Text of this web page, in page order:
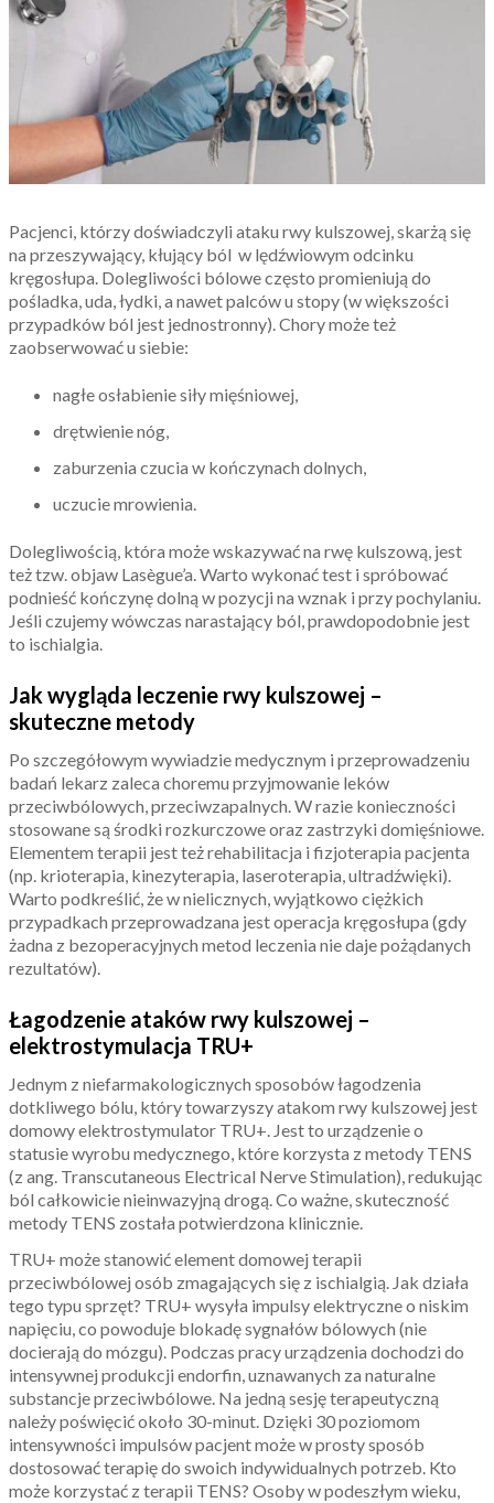
Pacjenci, którzy doświadczyli ataku rwy kulszowej, skarżą się
na przeszywający, kłujący ból w lędźwiowym odcinku
kręgosłupa. Dolegliwości bólowe często promieniują do
pośladka, uda, łydki, a nawet palców u stopy (w większości
przypadków ból jest jednostronny). Chory może też
zaobserwować u siebie:
nagłe osłabienie siły mięśniowej,
drętwienie nóg,
zaburzenia czucia w kończynach dolnych,
uczucie mrowienia.
Dolegliwością, która może wskazywać na rwę kulszową, jest
też tzw. objaw Lasègue’a. Warto wykonać test i spróbować
podnieść kończynę dolną w pozycji na wznak i przy pochylaniu.
Jeśli czujemy wówczas narastający ból, prawdopodobnie jest
to ischialgia.
Jak wygląda leczenie rwy kulszowej –
skuteczne metody
Po szczegółowym wywiadzie medycznym i przeprowadzeniu
badań lekarz zaleca choremu przyjmowanie leków
przeciwbólowych, przeciwzapalnych. W razie konieczności
stosowane są środki rozkurczowe oraz zastrzyki domięśniowe.
Elementem terapii jest też rehabilitacja i fizjoterapia pacjenta
(np. krioterapia, kinezyterapia, laseroterapia, ultradźwięki).
Warto podkreślić, że w nielicznych, wyjątkowo ciężkich
przypadkach przeprowadzana jest operacja kręgosłupa (gdy
żadna z bezoperacyjnych metod leczenia nie daje pożądanych
rezultatów).
Łagodzenie ataków rwy kulszowej –
elektrostymulacja TRU+
Jednym z niefarmakologicznych sposobów łagodzenia
dotkliwego bólu, który towarzyszy atakom rwy kulszowej jest
domowy elektrostymulator TRU+. Jest to urządzenie o
statusie wyrobu medycznego, które korzysta z metody TENS
(z ang. Transcutaneous Electrical Nerve Stimulation), redukując
ból całkowicie nieinwazyjną drogą. Co ważne, skuteczność
metody TENS została potwierdzona klinicznie.
TRU+ może stanowić element domowej terapii
przeciwbólowej osób zmagających się z ischialgią. Jak działa
tego typu sprzęt? TRU+ wysyła impulsy elektryczne o niskim
napięciu, co powoduje blokadę sygnałów bólowych (nie
docierają do mózgu). Podczas pracy urządzenia dochodzi do
intensywnej produkcji endorfin, uznawanych za naturalne
substancje przeciwbólowe. Na jedną sesję terapeutyczną
należy poświęcić około 30-minut. Dzięki 30 poziomom
intensywności impulsów pacjent może w prosty sposób
dostosować terapię do swoich indywidualnych potrzeb. Kto
może korzystać z terapii TENS? Osoby w podeszłym wieku,